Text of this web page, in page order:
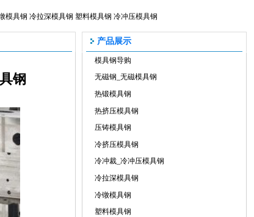
模具钢 冷拉深模具钢 塑料模具钢 冷冲压模具钢
钢
产品展示
模具钢导购
无磁钢_无磁模具钢
热锻模具钢
热挤压模具钢
压铸模具钢
冷挤压模具钢
冷冲裁_冷冲压模具钢
冷拉深模具钢
冷镦模具钢
塑料模具钢